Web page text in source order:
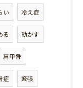
い 冷え症
る 動かす
肩甲骨
症 緊張